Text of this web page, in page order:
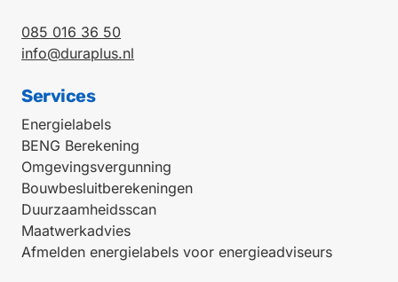
085 016 36 50
info@duraplus.nl
Services
Energielabels
BENG Berekening
Omgevingsvergunning
Bouwbesluitberekeningen
Duurzaamheidsscan
Maatwerkadvies
Afmelden energielabels voor energieadviseurs